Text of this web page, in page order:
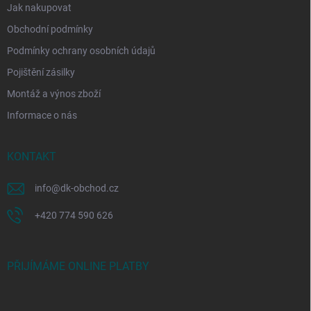
Jak nakupovat
Obchodní podmínky
Podmínky ochrany osobních údajů
Pojištění zásilky
Montáž a výnos zboží
Informace o nás
KONTAKT
info@dk-obchod.cz
+420 774 590 626
PŘIJÍMÁME ONLINE PLATBY